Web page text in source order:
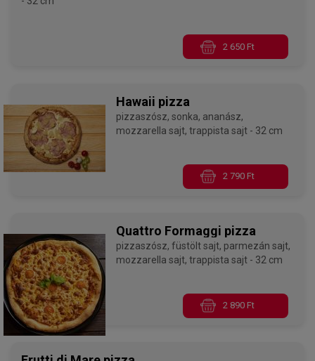
2 650 Ft
Hawaii pizza
pizzaszósz, sonka, ananász,
mozzarella sajt, trappista sajt - 32 cm
2 790 Ft
Quattro Formaggi pizza
pizzaszósz, füstölt sajt, parmezán sajt,
mozzarella sajt, trappista sajt - 32 cm
2 890 Ft